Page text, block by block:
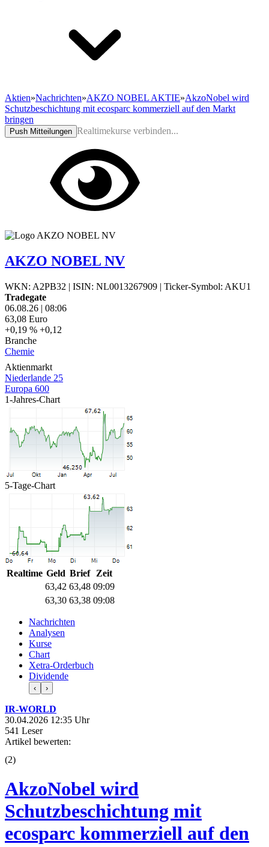
Aktien»Nachrichten»AKZO NOBEL AKTIE»AkzoNobel wird
Schutzbeschichtung mit ecosparc kommerziell auf den Markt
bringen
Push Mitteilungen Realtimekurse verbinden...
AKZO NOBEL NV
WKN: A2PB32 | ISIN: NL0013267909 | Ticker-Symbol: AKU1
Tradegate
06.08.26 | 08:06
63,08 Euro
+0,19 % +0,12
Branche
Chemie
Aktienmarkt
Niederlande 25
Europa 600
1-Jahres-Chart
5-Tage-Chart
Realtime Geld Brief
Zeit
63,42 63,48 09:09
63,30 63,38 09:08
Nachrichten
Analysen
Kurse
Chart
Xetra-Orderbuch
Dividende
‹ ›
IR-WORLD
30.04.2026 12:35 Uhr
541 Leser
Artikel bewerten:
(2)
AkzoNobel wird
Schutzbeschichtung mit
ecosparc kommerziell auf den